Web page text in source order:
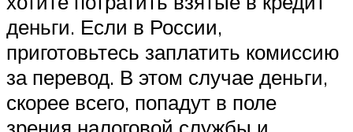
деньги. Если в России,
приготовьтесь заплатить комиссию
за перевод. В этом случае деньги,
скорее всего, попадут в поле